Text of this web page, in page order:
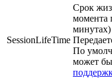
SessionLifeTime
Срок
момента
минутах)
По
может